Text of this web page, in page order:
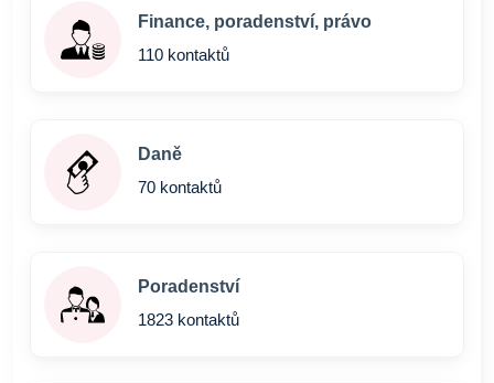
Finance, poradenství, právo
110 kontaktů
Daně
70 kontaktů
Poradenství
1823 kontaktů